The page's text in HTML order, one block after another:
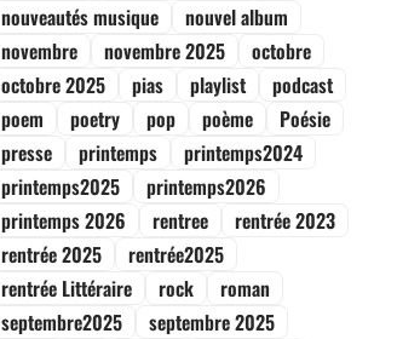
nouveautés musique
nouvel album
novembre
novembre 2025
octobre
octobre 2025
pias playlist
podcast
poem
poetry pop poème
Poésie
presse
printemps
printemps2024
printemps2025
printemps2026
printemps 2026
rentree
rentrée 2023
rentrée 2025
rentrée2025
rentrée Littéraire
rock
roman
septembre2025
septembre 2025